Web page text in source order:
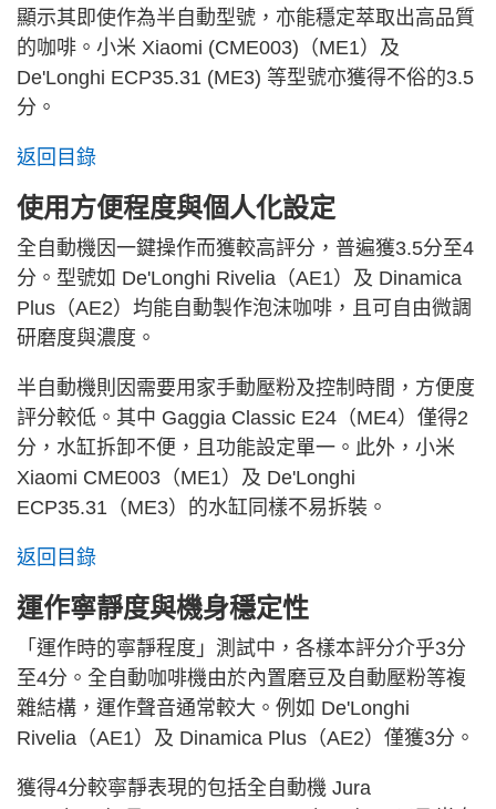
顯示其即使作為半自動型號，亦能穩定萃取出高品質
的咖啡。小米 Xiaomi (CME003)（ME1）及
De'Longhi ECP35.31 (ME3) 等型號亦獲得不俗的3.5
分。
返回目錄
使用方便程度與個人化設定
全自動機因一鍵操作而獲較高評分，普遍獲3.5分至4
分。型號如 De'Longhi Rivelia（AE1）及 Dinamica
Plus（AE2）均能自動製作泡沫咖啡，且可自由微調
研磨度與濃度。
半自動機則因需要用家手動壓粉及控制時間，方便度
評分較低。其中 Gaggia Classic E24（ME4）僅得2
分，水缸拆卸不便，且功能設定單一。此外，小米
Xiaomi CME003（ME1）及 De'Longhi
ECP35.31（ME3）的水缸同樣不易拆裝。
返回目錄
運作寧靜度與機身穩定性
「運作時的寧靜程度」測試中，各樣本評分介乎3分
至4分。全自動咖啡機由於內置磨豆及自動壓粉等複
雜結構，運作聲音通常較大。例如 De'Longhi
Rivelia（AE1）及 Dinamica Plus（AE2）僅獲3分。
獲得4分較寧靜表現的包括全自動機 Jura